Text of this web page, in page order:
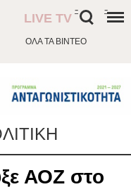
ΟΛΑ ΤΑ ΒΙΝΤΕΟ
LIVE TV
- -
ΑΟΖ στο